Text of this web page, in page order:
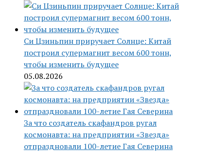
Си Цзиньпин приручает Солнце: Китай
построил супермагнит весом 600 тонн,
чтобы изменить будущее
05.08.2026
За что создатель скафандров ругал
космонавта: на предприятии «Звезда»
отпраздновали 100-летие Гая Северина